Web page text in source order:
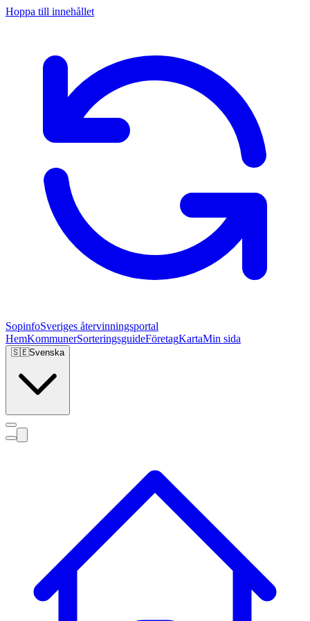
Hoppa till innehållet
SopinfoSveriges återvinningsportal
HemKommunerSorteringsguideFöretagKartaMin sida
🇸🇪Svenska